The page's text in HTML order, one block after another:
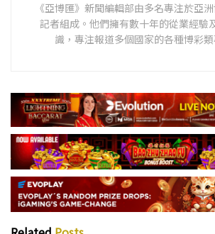
《亞博匯》新聞編輯部由多名專注於亞
記者組成。他們擁有數十年的從業經驗
識，專注報道多個國家的各種博彩類